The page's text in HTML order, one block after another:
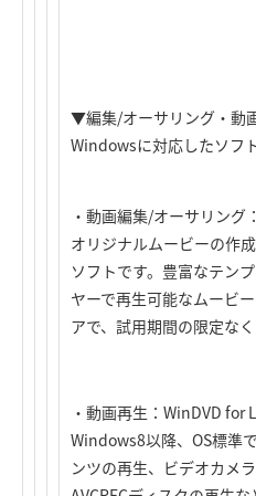
▼編集/オーサリング・動
Windowsに対応したソフ
・動画編集/オーサリン
オリジナルムービーの作
ソフトです。豊富なテン
ヤーで再生可能なムービ
アで、試用期間の限定な
・動画再生：WinDVD for
Windows8以降、OS標準
ンツの再生、ビデオカメ